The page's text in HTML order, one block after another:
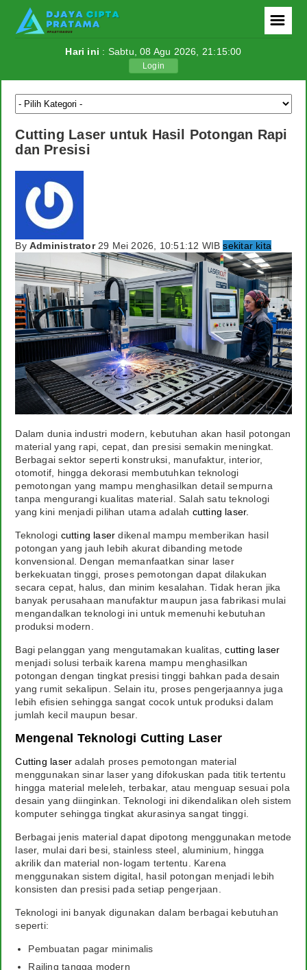
Politik
Ekonomi
Teknologi
Internasional
Berita Foto
Download
Agenda
Layanan Kami
Spesialis Pintu Besi
Kontak
☰
Hari ini : Sabtu, 08 Agu 2026, 21:15:00
Login
Cutting Laser untuk Hasil Potongan Rapi
dan Presisi
ByAdministrator 29 Mei 2026, 10:51:12 WIBsekitar kita
Dalam dunia industri modern, kebutuhan akan hasil potongan
material yang rapi, cepat, dan presisi semakin meningkat.
Berbagai sektor seperti konstruksi, manufaktur, interior,
otomotif, hingga dekorasi membutuhkan teknologi
pemotongan yang mampu menghasilkan detail sempurna
tanpa mengurangi kualitas material. Salah satu teknologi
yang kini menjadi pilihan utama adalah cutting laser.
Teknologi cutting laser dikenal mampu memberikan hasil
potongan yang jauh lebih akurat dibanding metode
konvensional. Dengan memanfaatkan sinar laser
berkekuatan tinggi, proses pemotongan dapat dilakukan
secara cepat, halus, dan minim kesalahan. Tidak heran jika
banyak perusahaan manufaktur maupun jasa fabrikasi mulai
mengandalkan teknologi ini untuk memenuhi kebutuhan
produksi modern.
Bagi pelanggan yang mengutamakan kualitas,cutting laser
menjadi solusi terbaik karena mampu menghasilkan
potongan dengan tingkat presisi tinggi bahkan pada desain
yang rumit sekalipun. Selain itu, proses pengerjaannya juga
lebih efisien sehingga sangat cocok untuk produksi dalam
jumlah kecil maupun besar.
Mengenal Teknologi Cutting Laser
Cutting laser adalah proses pemotongan material
menggunakan sinar laser yang difokuskan pada titik tertentu
hingga material meleleh, terbakar, atau menguap sesuai pola
desain yang diinginkan. Teknologi ini dikendalikan oleh sistem
komputer sehingga tingkat akurasinya sangat tinggi.
Berbagai jenis material dapat dipotong menggunakan metode
laser, mulai dari besi, stainless steel, aluminium, hingga
akrilik dan material non-logam tertentu. Karena
menggunakan sistem digital, hasil potongan menjadi lebih
konsisten dan presisi pada setiap pengerjaan.
Teknologi ini banyak digunakan dalam berbagai kebutuhan
seperti:
Pembuatan pagar minimalis
Railing tangga modern